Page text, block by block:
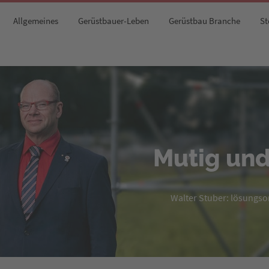
Allgemeines Gerüstbauer-Leben Gerüstbau Branche
Mutig
Walter Stuber: